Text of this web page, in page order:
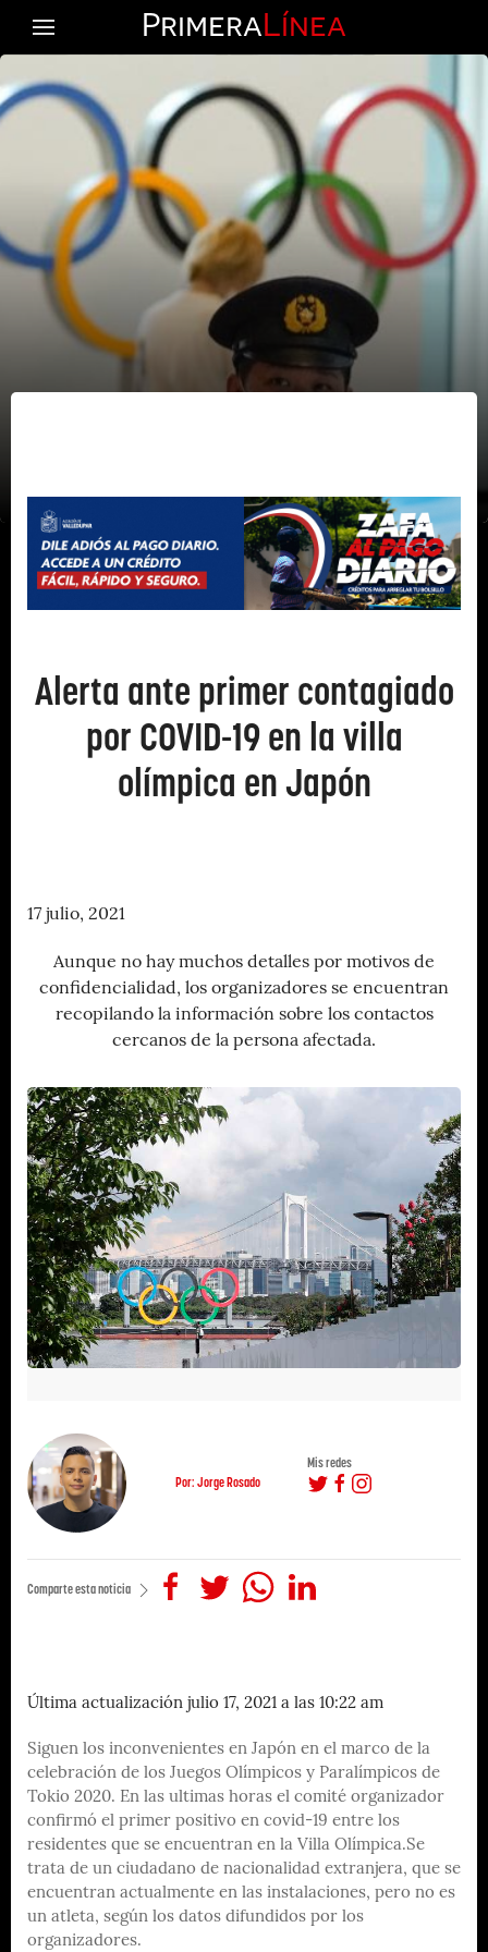
PrimeraLínea
Alerta ante primer contagiado
por COVID-19 en la villa
olímpica en Japón
17 julio, 2021
Aunque no hay muchos detalles por motivos de
confidencialidad, los organizadores se encuentran
recopilando la información sobre los contactos
cercanos de la persona afectada.
Por: Jorge Rosado
Mis redes
Comparte esta noticia
Última actualización julio 17, 2021 a las 10:22 am
Siguen los inconvenientes en Japón en el marco de la
celebración de los Juegos Olímpicos y Paralímpicos de
Tokio 2020. En las ultimas horas el comité organizador
confirmó el primer positivo en covid-19 entre los
residentes que se encuentran en la Villa Olímpica.Se
trata de un ciudadano de nacionalidad extranjera, que se
encuentran actualmente en las instalaciones, pero no es
un atleta, según los datos difundidos por los
organizadores.